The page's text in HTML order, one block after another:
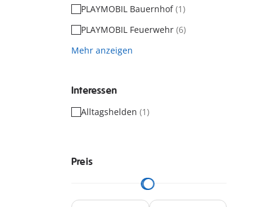
PLAYMOBIL Bauernhof(1)
PLAYMOBIL Feuerwehr (6)
Mehr anzeigen
Interessen
Alltagshelden (1)
Preis